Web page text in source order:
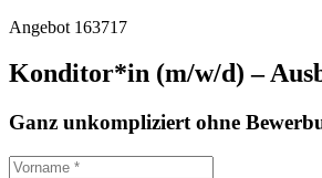
Angebot 163717
Konditor*in (m/w/d) –
Ganz unkompliziert ohne